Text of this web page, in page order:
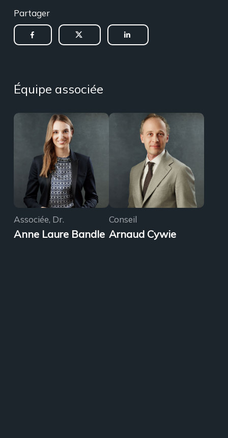
Partager
Équipe associée
Associée, Dr.
Anne Laure Bandle
Conseil
Arnaud Cywie